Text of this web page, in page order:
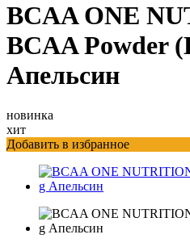
BCAA ONE
BCAA Powder
Апельсин
новинка
хит
Добавить в избранное